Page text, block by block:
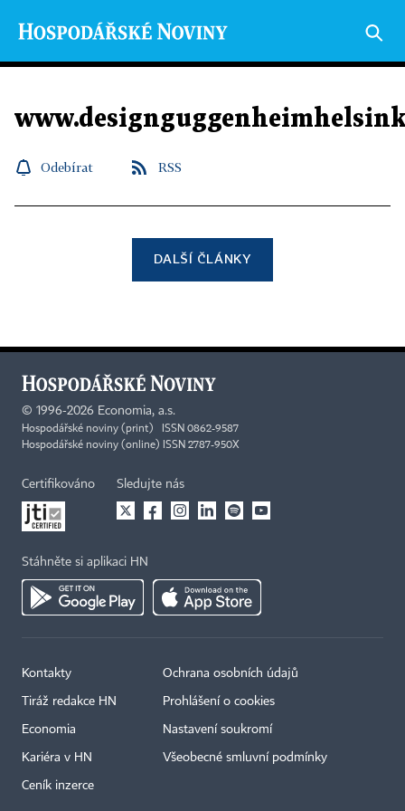
Odebírat RSS
DALŠÍ ČLÁNKY
© 1996-2026 Economia, a.s.
Hospodářské noviny (print) ISSN 0862-9587
Hospodářské noviny (online) ISSN 2787-950X
Certifikováno Sledujte nás
Stáhněte si aplikaci HN
Kontakty
Tiráž redakce HN
Economia
Kariéra v HN
Ceník inzerce
Ochrana osobních údajů
Prohlášení o cookies
Nastavení soukromí
Všeobecné smluvní podmínky